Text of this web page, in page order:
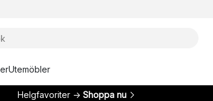
Utemöbler
Helgfavoriter → Shoppa nu